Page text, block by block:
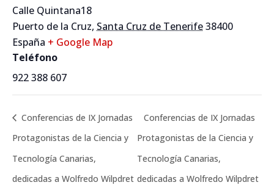
Calle Quintana18
Puerto de la Cruz, Santa Cruz de Tenerife38400
España + Google Map
Teléfono
922 388 607
Conferencias de IX Jornadas
Protagonistas de la Ciencia y
Tecnología Canarias,
dedicadas a Wolfredo Wilpdret
Conferencias de IX Jornadas
Protagonistas de la Ciencia y
Tecnología Canarias,
dedicadas a Wolfredo Wilpdret